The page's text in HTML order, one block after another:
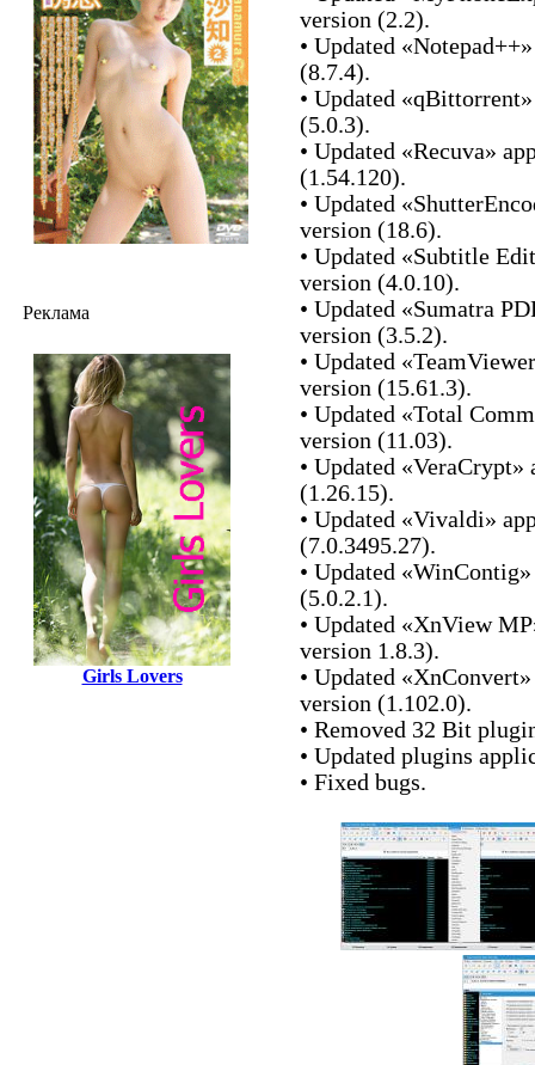
Реклама
Girls Lovers
version (2.2).
• Updated
(8.7.4).
• Updated
(5.0.3).
• Updated «Recuva»
(1.54.120).
• Updated
version (18.6).
• Updated «Subtitle
version (4.0.10).
• Updated «Sumatra
version (3.5.2).
• Updated
version (15.61.3).
• Updated «Total
version (11.03).
• Updated
(1.26.15).
• Updated «Vivaldi»
(7.0.3495.27).
• Updated
(5.0.2.1).
• Updated «XnView
version 1.8.3).
• Updated
version (1.102.0).
• Removed 32 Bit
• Updated plugins
• Fixed bugs.